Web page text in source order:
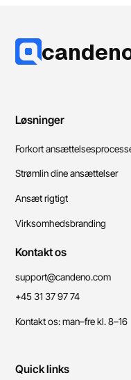
Løsninger
Forkort
Strømlin dine ansættelser
Ansæt rigtigt
Virksomhedsbranding
Kontakt os
support@candeno.com
+45 31 37 97 74
Kontakt os: man–fre kl. 8–16
Quick links